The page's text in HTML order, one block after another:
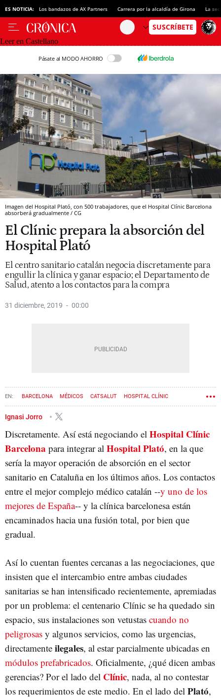
ES NOTICIA: Los bandazos de AX Partners Carrera por la alcaldía de Girona La
Leer en Castellano
Pásate al MODO AHORRO
Imagen del Hospital Plató, con 500 trabajadores, que el Hospital Clínic Barcelona
absorberá gradualmente / CG
El Clínic prepara la absorción del
Hospital Plató
El centro sanitario catalán negocia discretamente para
engullir la clínica y ganar espacio; el Departamento de
Salud, atento a los contactos para la compra
31 diciembre, 2019 00:00
BARCELONA MÉDICOS CATSALUT HOSPITAL CLÍNIC
Ignasi Jorro
Discretamente. Así está negociando el Hospital Clínic
Barcelona para integrar al Hospital Plató, en la que
sería la mayor operación de absorción en el sector
sanitario en Cataluña en los últimos años. Los contactos
entre el mejor complejo médico catalán --y uno de los
mejores de España-- y la clínica barcelonesa están
encaminados hacia una fusión total, por bien que
gradual.
Así lo cuentan fuentes cercanas a las negociaciones, que
insisten que el intercambio entre ambas ciudades
sanitarias se han intensificado recientemente, apremiadas
por un problema: el centenario Clínic se ha quedado sin
espacio, sus instalaciones son vetustas cuando no
peligrosas y algunos servicios, como las urgencias,
directamente ilegales, al estar parcialmente ubicadas en
módulos prefabricados. Oficialmente, ¿qué dicen ambas
gerencias? Por el lado del Clínic, nada, al no contestar
los requerimientos de este medio. En el lado del Plató,